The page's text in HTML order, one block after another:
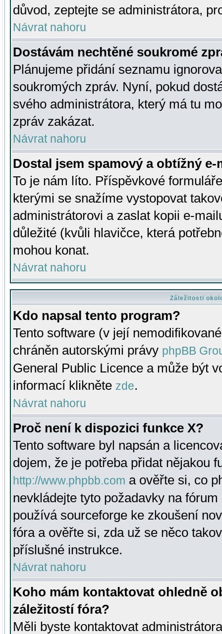
důvod, zeptejte se administrátora,
Návrat nahoru
Dostávám nechtěné soukromé
Plánujeme přidání seznamu
soukromých zpráv. Nyní, pokud
svého administrátora, který má tu
zpráv zakázat.
Návrat nahoru
Dostal jsem spamový a obtížný
To je nám líto. Příspěvkové
kterými se snažíme vystopovat
administrátorovi a zaslat kopii e-
důležité (kvůli hlavičce, která
mohou konat.
Návrat nahoru
Záležitosti
Kdo napsal tento program?
Tento software (v její
chráněn autorskými právy phpBB
General Public Licence a může být
informací klikněte zde.
Návrat nahoru
Proč není k dispozici funkce X?
Tento software byl napsán a
dojem, že je potřeba přidat nějakou
http://www.phpbb.com a ověřte si, co
nevkládejte tyto požadavky na
používá sourceforge ke zkoušení
fóra a ověřte si, zda už se něco
příslušné instrukce.
Návrat nahoru
Koho mám kontaktovat ohledně
záležitostí fóra?
Měli byste kontaktovat